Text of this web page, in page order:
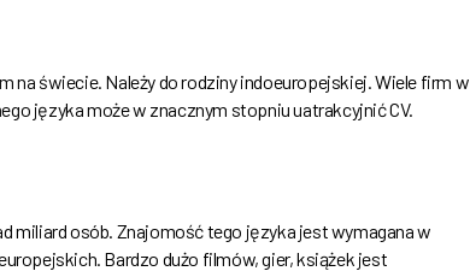
świecie. Należy do rodziny indoeuropejskiej. Wiele firm w
języka może w znacznym stopniu uatrakcyjnić CV.
miliard osób. Znajomość tego języka jest wymagana w
Bardzo dużo filmów, gier, książek jest